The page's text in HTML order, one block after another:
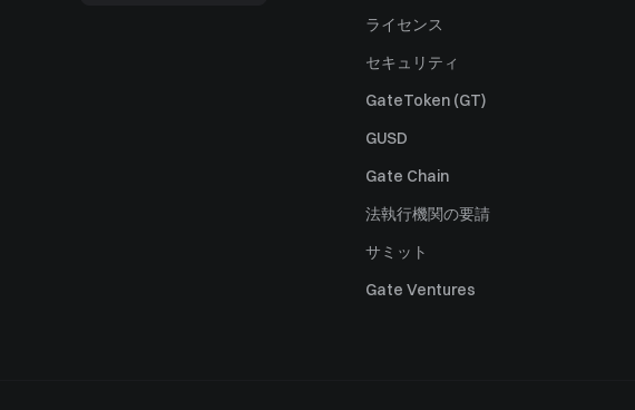
ライセンス
セキュリティ
GateToken (GT)
GUSD
Gate Chain
法執行機関の要請
サミット
Gate Ventures